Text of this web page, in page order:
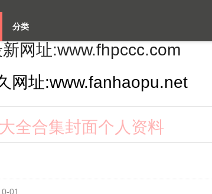
分类
网址:www.fhpccc.com
网址:www.fanhaopu.net
全合集封面个人资料
01